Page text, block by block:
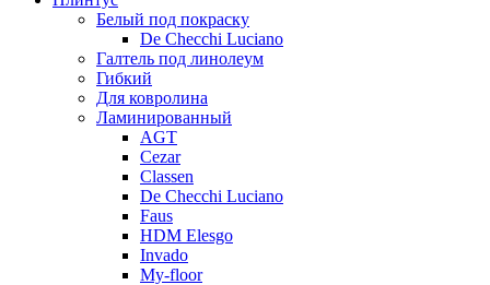
Белый под покраску
De Checchi Luciano
Галтель под линолеум
Гибкий
Для ковролина
Ламинированный
AGT
Cezar
Classen
De Checchi Luciano
Faus
HDM Elesgo
Invado
My-floor